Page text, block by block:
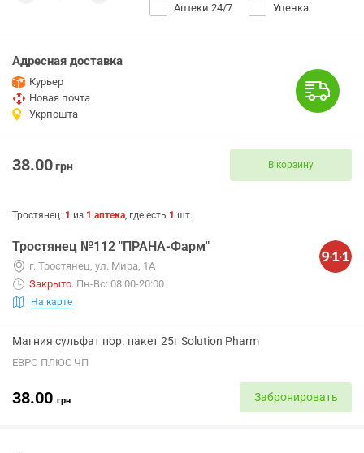
Аптеки 24/7 Уценка
Адресная доставка
Курьер
Новая почта
Укрпошта
38.00грн В корзину
Тростянец: 1 из 1 аптека, где есть 1 шт.
Тростянец №112 "ПРАНА-Фарм"
г. Тростянец, ул. Мира, 1А
Закрыто. Пн-Вс: 08:00-20:00
На карте
Магния сульфат пор. пакет 25г Solution Pharm
ЕВРО ПЛЮС ЧП
38.00 грн Забронировать